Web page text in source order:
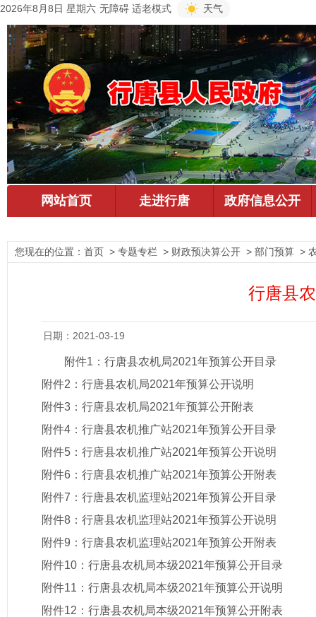
2026年8月8日 星期六 无障碍 适老模式 天气
您现在的位置： 首页 > 专题专栏 > 财政预决算公开 > 部门预算 >
行唐县
日期：2021-03-19
附件1： 行唐县农机局2021年预算公开目录
附件2： 行唐县农机局2021年预算公开说明
附件3： 行唐县农机局2021年预算公开附表
附件4： 行唐县农机推广站2021年预算公开目录
附件5： 行唐县农机推广站2021年预算公开说明
附件6： 行唐县农机推广站2021年预算公开附表
附件7： 行唐县农机监理站2021年预算公开目录
附件8： 行唐县农机监理站2021年预算公开说明
附件9： 行唐县农机监理站2021年预算公开附表
附件10： 行唐县农机局本级2021年预算公开目录
附件11： 行唐县农机局本级2021年预算公开说明
附件12： 行唐县农机局本级2021年预算公开附表